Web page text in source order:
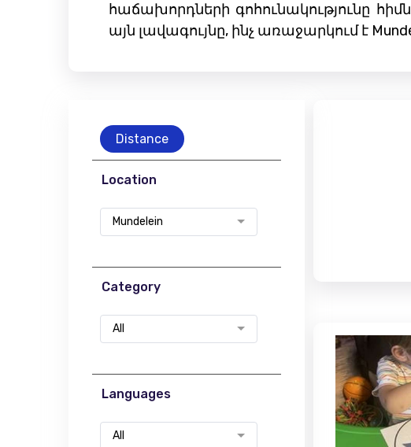
հաճախորդների գոհունակությունը
այն լավագույնը, ինչ առաջարկում է
Distance
Location
Mundelein
Category
All
Languages
All